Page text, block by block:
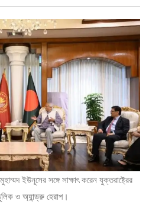
ইউনূসের সঙ্গে সাক্ষাৎ করেন যুক্তরাষ্ট্রের
ও অ্যান্ড্রু হেরাপ।